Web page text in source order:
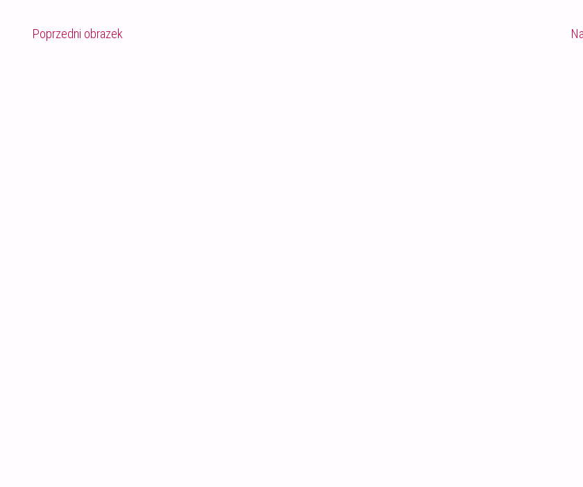
Poprzedni obrazek